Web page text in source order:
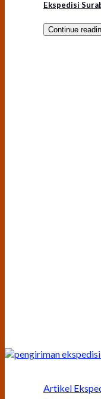
Ekspedisi
Continue
Artikel